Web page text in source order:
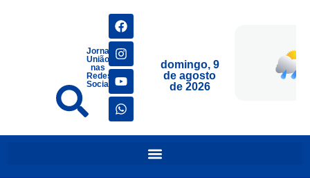
Jornais
União
nas
Redes
Sociais
domingo, 9
de agosto
de 2026